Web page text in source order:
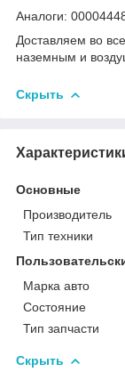
Аналоги:
Доставляем во
наземным и
Скрыть
Основные
Производитель
Тип техники
Марка авто
Состояние
Тип запчасти
Скрыть